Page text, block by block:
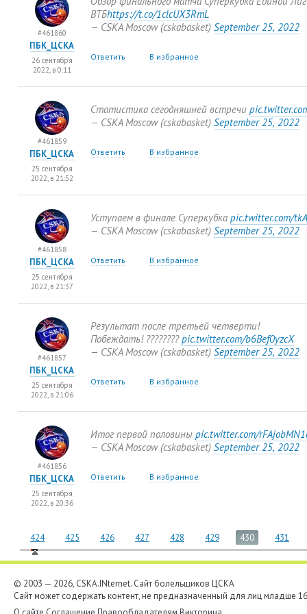
ВТБhttps://t.co/1clcUX3RmL
— CSKA Moscow (cskabasket) September 25, 2022
Ответить В избранное
#461860
ПБК_ЦСКА
26 сентября
2022, в 0:11
Статистика сегодняшней встречи
— CSKA Moscow (cskabasket) September 25, 2022
Ответить В избранное
#461859
ПБК_ЦСКА
25 сентября
2022, в 21:52
Уступаем в финале Суперкубка pic.twitter.com/
— CSKA Moscow (cskabasket) September 25, 2022
Ответить В избранное
#461858
ПБК_ЦСКА
25 сентября
2022, в 21:37
Результат после третьей четверти!
Побеждать! ????????pic.twitter.com/b6Bef0yzcX
— CSKA Moscow (cskabasket) September 25, 2022
Ответить В избранное
#461857
ПБК_ЦСКА
25 сентября
2022, в 21:06
Итог первой половины pic.twitter.com/
— CSKA Moscow (cskabasket) September 25, 2022
Ответить В избранное
#461856
ПБК_ЦСКА
25 сентября
2022, в 20:36
424 425 426 427 428 429 430 431
© 2003 — 2026, CSKA.INternet. Cайт болельщиков ЦСКА
Сайт может содержать контент, не предназначенный для лиц младше